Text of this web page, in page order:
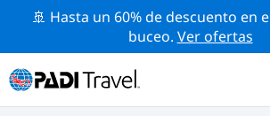
🚢 Hasta un 60% de descuento en
buceo. Ver ofertas